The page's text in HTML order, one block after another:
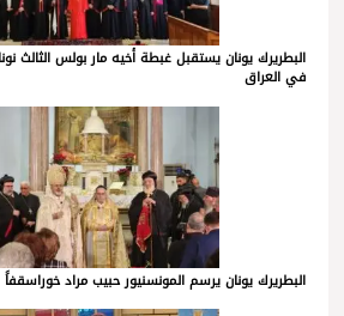
البطريرك يونان يستقبل غبطة أخيه مار بولس الثالث
في العراق
البطريرك يونان يرسم المونسنيور حبيب مراد خوراسقفاً